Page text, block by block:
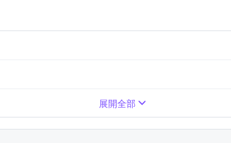
展開全部